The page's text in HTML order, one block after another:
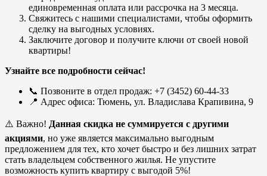
единовременная оплата или рассрочка на 3 месяца.
Свяжитесь с нашими специалистами, чтобы оформить
сделку на выгодных условиях.
Заключите договор и получите ключи от своей новой
квартиры!
Узнайте все подробности сейчас!
📞 Позвоните в отдел продаж: +7 (3452) 60-44-33
📍 Адрес офиса: Тюмень, ул. Владислава Крапивина, 9
⚠️ Важно! Данная скидка не суммируется с другими
акциями, но уже является максимально выгодным
предложением для тех, кто хочет быстро и без лишних затрат
стать владельцем собственного жилья. Не упустите
возможность купить квартиру с выгодой 5%!